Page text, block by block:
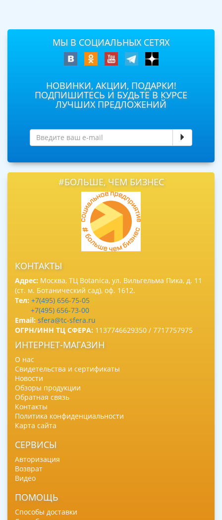
МЫ В СОЦИАЛЬНЫХ СЕТЯХ
НОВИНКИ, АКЦИИ, ПОДАРКИ!
ПОДПИШИТЕСЬ И БУДЬТЕ В КУРСЕ
ЛУЧШИХ ПРЕДЛОЖЕНИЙ
#БОЛЬШЕ, ЧЕМ БИЗНЕС
КОНТАКТЫ
Адрес: Москва, ТЦ Botanica, ул. Вильгельма Пика, д. 11
(ст. м. Ботанический сад), оф. 1612.
Тел: +7(495) 656-75-05
+7(495) 656-73-00
Email: sfera@tc-sfera.ru
ОГРН/ИНН ТЦ СФЕРА: 1137746629350 / 7717757975
ИНТЕРНЕТ-МАГАЗИН
О нас
Свидетельства и сертификаты
Новости
Обзоры продукции
Обратная связь
Контакты
Политика конфиденциальности
Карта сайта
СЕРВИСЫ
Авторизация
Возврат
Видео
ПОМОЩЬ
Способы доставки